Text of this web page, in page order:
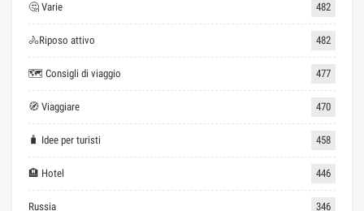
🤔 Varie 482
🚴Riposo attivo 482
🗺 Consigli di viaggio 477
🧭 Viaggiare 470
🧳 Idee per turisti 458
🏨 Hotel 446
Russia 346